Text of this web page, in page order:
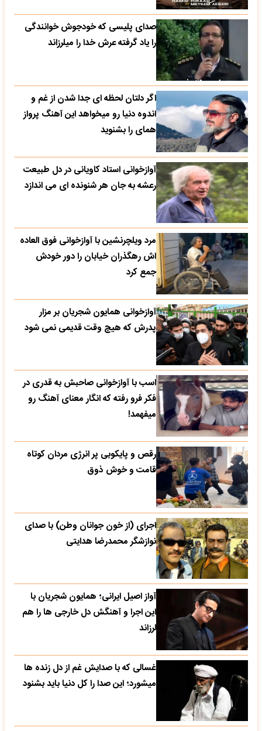
صدای پلیسی که خودجوش خوانندگی
را یاد گرفته عرش خدا را میلرزاند
اگر دلتان لحظه ای جدا شدن از غم و
اندوه دنیا رو میخواهد این آهنگ پرواز
همای را بشنوید
آوازخوانی استاد کاویانی در دل طبیعت
رعشه به جان هر شنونده ای می اندازد
مرد ویلچرنشین با آوازخوانی فوق العاده
اش رهگذران خیابان را دور خودش
جمع کرد
آوازخوانی همایون شجریان بر مزار
پدرش که هیچ وقت قدیمی نمی شود
اسب با آوازخوانی صاحبش به قدری در
فکر فرو رفته که انگار معنای آهنگ رو
میفهمد!
رقص و پایکوبی پر انرژی مردان کوتاه
قامت و خوش ذوق
اجرای (از خون جوانان وطن) با صدای
نوازشگر محمدرضا هدایتی
آواز اصیل ایرانی؛ همایون شجریان با
این اجرا و آهنگش دل خارجی ها را هم
لرزاند
غسالی که با صدایش غم از دل زنده ها
میشورد؛ این صدا را کل دنیا باید بشنود